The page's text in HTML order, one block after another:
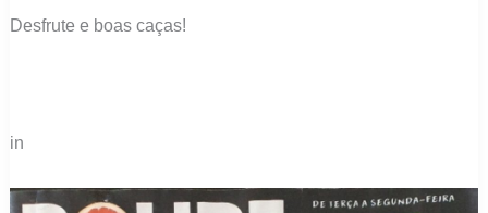
Desfrute e boas caças!
in